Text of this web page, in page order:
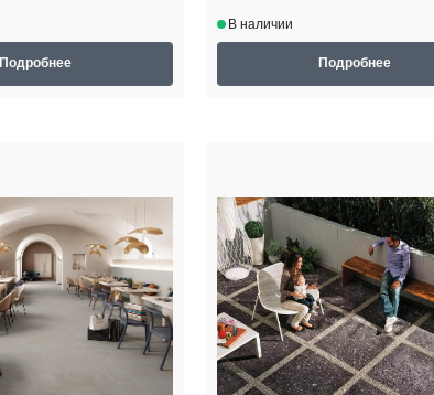
Подробнее
В наличии
Подробнее